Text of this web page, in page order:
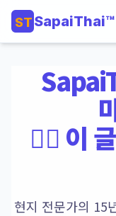
STSapaiThai™
💆‍♀️ 이
현지 전문가의 15